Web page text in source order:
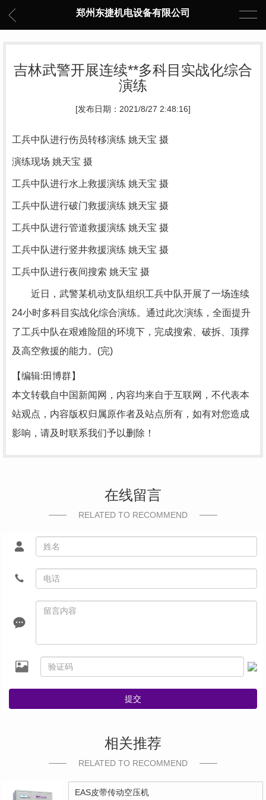
郑州东捷机电设备有限公司
吉林武警开展连续**多科目实战化综合
演练
[发布日期：2021/8/27 2:48:16]
工兵中队进行伤员转移演练 姚天宝 摄
演练现场 姚天宝 摄
工兵中队进行水上救援演练 姚天宝 摄
工兵中队进行破门救援演练 姚天宝 摄
工兵中队进行管道救援演练 姚天宝 摄
工兵中队进行竖井救援演练 姚天宝 摄
工兵中队进行夜间搜索 姚天宝 摄
近日，武警某机动支队组织工兵中队开展了一场连续
24小时多科目实战化综合演练。通过此次演练，全面提升
了工兵中队在艰难险阻的环境下，完成搜索、破拆、顶撑
及高空救援的能力。(完)
【编辑:田博群】
本文转载自中国新闻网，内容均来自于互联网，不代表本
站观点，内容版权归属原作者及站点所有，如有对您造成
影响，请及时联系我们予以删除！
在线留言
RELATED TO RECOMMEND
提交
相关推荐
RELATED TO RECOMMEND
EAS皮带传动空压机